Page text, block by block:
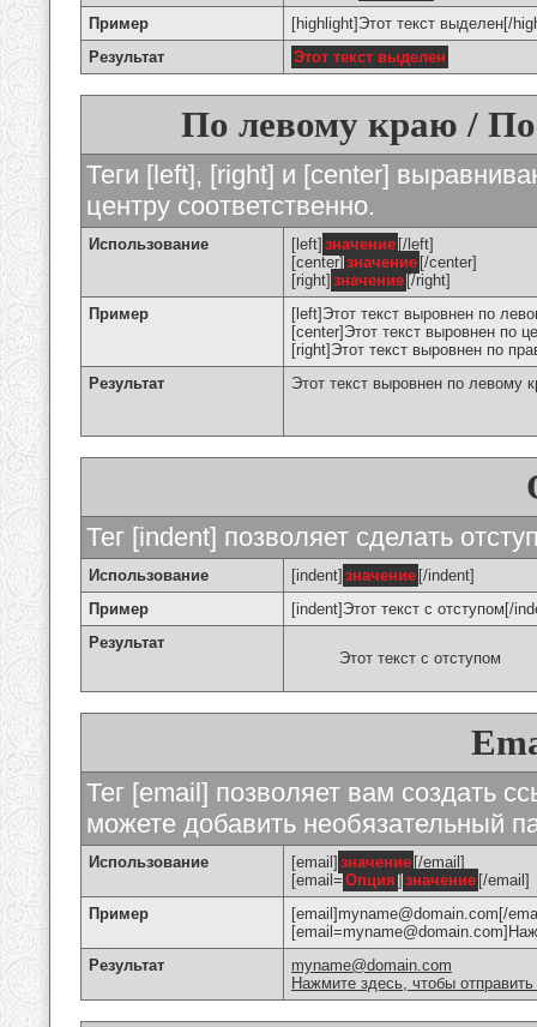
Пример
[highlight]Этот текст выделен[/
Результат
Этот текст выделен
По левому краю /
Теги [left], [right] и [center]
центру соответственно.
Использование [left] значение [/left]
[center] значение [/center]
[right] значение [/right]
Пример
[left]Этот текст выровнен по
[center]Этот текст выровнен по
[right]Этот текст выровнен по
Результат
Этот текст выровнен по левому
Тег [indent] позволяет сделать
Использование [indent] значение [/indent]
Пример
[indent]Этот текст с отступом[/
Результат
Этот текст с отступом
Тег [email] позволяет вам создать
можете добавить необязательный
Использование [email] значение [/email]
[email= Опция ] значение [/email]
Пример
[email]myname@domain.com[/
Результат
myname@domain.com
Нажмите здесь, чтобы